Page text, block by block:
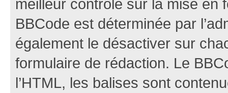
meilleur contrôle sur la mise en
BBCode est déterminée par
également le désactiver sur
formulaire de rédaction. Le
l’HTML, les balises sont